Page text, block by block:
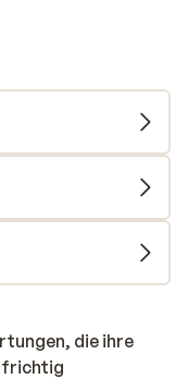
der Piste erwartet
alle einen
bieten. Genießen
umfangreichen
und
der perfekte Ort
Après-Ski-Musik.
die ihre